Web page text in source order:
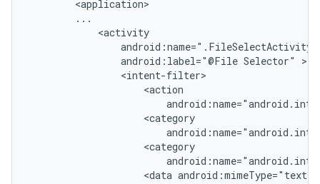
android:label="@File Selector"
<data